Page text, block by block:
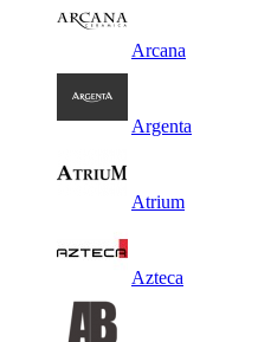
Arcana
Argenta
Atrium
Azteca